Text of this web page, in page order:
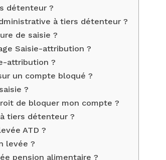
détenteur ?
à tiers détenteur ?
de saisie ?
Saisie-attribution ?
attribution ?
un compte bloqué ?
?
de bloquer mon compte ?
tiers détenteur ?
ATD ?
levée ?
pension alimentaire ?